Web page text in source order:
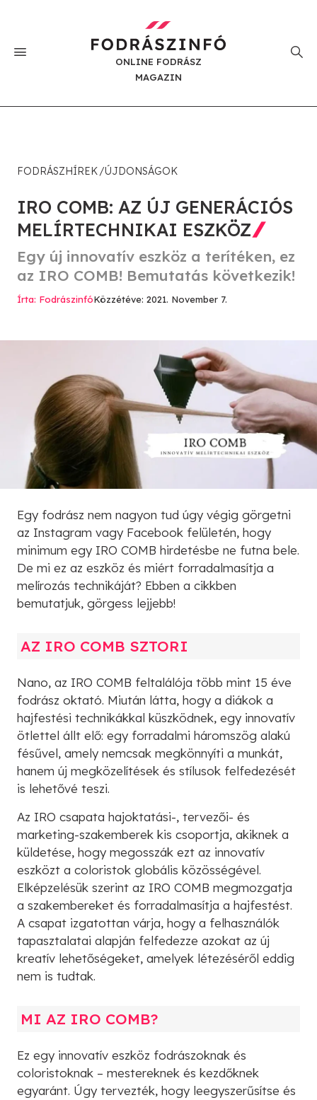
ONLINE FODRÁSZ
MAGAZIN
FODRÁSZHÍREK ÚJDONSÁGOK
IRO COMB: AZ ÚJ GENERÁCIÓS
MELÍRTECHNIKAI ESZKÖZ
Egy új innovatív eszköz a terítéken, ez
az IRO COMB! Bemutatás következik!
Írta: FodrászinfóKözzétéve: 2021. November 7.
Egy fodrász nem nagyon tud úgy végig görgetni
az Instagram vagy Facebook felületén, hogy
minimum egy IRO COMB hirdetésbe ne futna bele.
De mi ez az eszköz és miért forradalmasítja a
melírozás technikáját? Ebben a cikkben
bemutatjuk, görgess lejjebb!
AZ IRO COMB SZTORI
Nano, az IRO COMB feltalálója több mint 15 éve
fodrász oktató. Miután látta, hogy a diákok a
hajfestési technikákkal küszködnek, egy innovatív
ötlettel állt elő: egy forradalmi háromszög alakú
fésűvel, amely nemcsak megkönnyíti a munkát,
hanem új megközelítések és stílusok felfedezését
is lehetővé teszi.
Az IRO csapata hajoktatási-, tervezői- és
marketing-szakemberek kis csoportja, akiknek a
küldetése, hogy megosszák ezt az innovatív
eszközt a coloristok globális közösségével.
Elképzelésük szerint az IRO COMB megmozgatja
a szakembereket és forradalmasítja a hajfestést.
A csapat izgatottan várja, hogy a felhasználók
tapasztalatai alapján felfedezze azokat az új
kreatív lehetőségeket, amelyek létezéséről eddig
nem is tudtak.
MI AZ IRO COMB?
Ez egy innovatív eszköz fodrászoknak és
coloristoknak – mestereknek és kezdőknek
egyaránt. Úgy tervezték, hogy leegyszerűsítse és